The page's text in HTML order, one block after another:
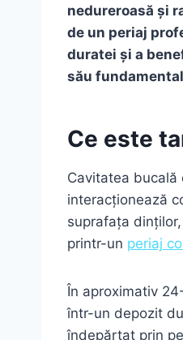
nedureroasă și
de un periaj
duratei și a
său
Ce este
Cavitatea bucală
interacționează
suprafața
printr-un periaj
În aproximativ
într-un depozit
îndepărtat prin